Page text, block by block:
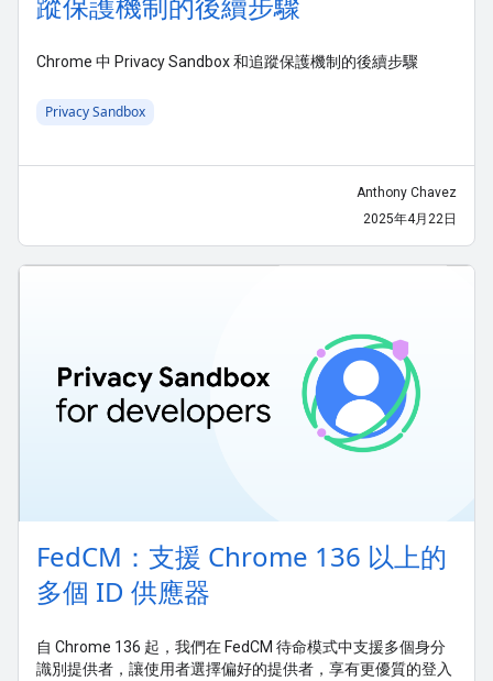
Chrome 中 Privacy Sandbox 和追蹤保護機制的後續步驟
Privacy Sandbox
Anthony Chavez
2025年4月22日
FedCM：支援 Chrome 136 以上的
多個 ID 供應器
自 Chrome 136 起，我們在 FedCM 待命模式中支援多個身分
識別提供者，讓使用者選擇偏好的提供者，享有更優質的登入